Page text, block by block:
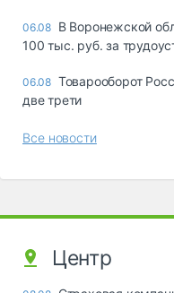
06.08 В Воронежской
100 тыс. руб. за
06.08 Товарооборот
две трети
Все новости
Центр